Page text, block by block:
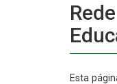
Esta